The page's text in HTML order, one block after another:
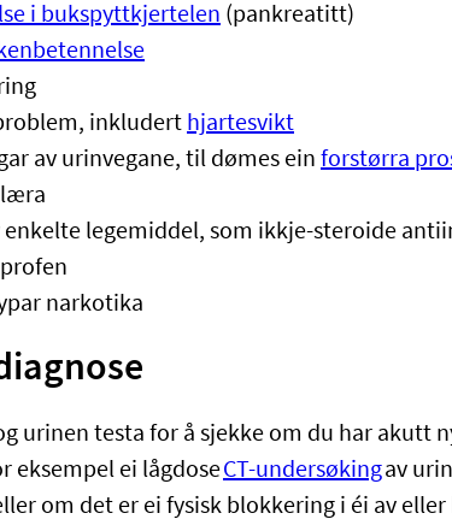
i bukspyttkjertelen (pankreatitt)
inkludert hjartesvikt
av urinvegane, til dømes ein forstørra
enkelte legemiddel, som ikkje-steroide
narkotika
urinen testa for å sjekke om du har akutt
eksempel ei lågdoseCT-undersøkingav
om det er ei fysisk blokkering i éi av eller